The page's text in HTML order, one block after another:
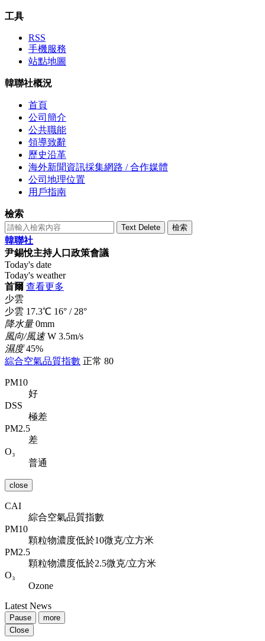
工具
RSS
手機服務
站點地圖
韓聯社概況
首頁
公司簡介
公共職能
領導致辭
歷史沿革
海外新聞資訊採集網路 / 合作媒體
公司地理位置
用戶指南
檢索
Text Delete 檢索
韓聯社
尹錫悅主持人口政策會議
Today's date
Today's weather
首爾 查看更多
少雲
少雲 17.3℃ 16° / 28°
降水量0mm
風向/風速W 3.5m/s
濕度45%
綜合空氣品質指數 正常 80
PM10
好
DSS
極差
PM2.5
差
O₃
普通
close
CAI
綜合空氣品質指數
PM10
顆粒物濃度低於10微克/立方米
PM2.5
顆粒物濃度低於2.5微克/立方米
O₃
Ozone
Latest News
Pause
more
Close